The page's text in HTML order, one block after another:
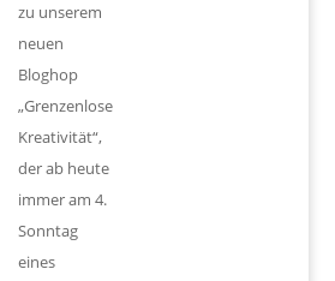
zu unserem
neuen
Bloghop
„Grenzenlose
Kreativität“,
der ab heute
immer am 4.
Sonntag
eines